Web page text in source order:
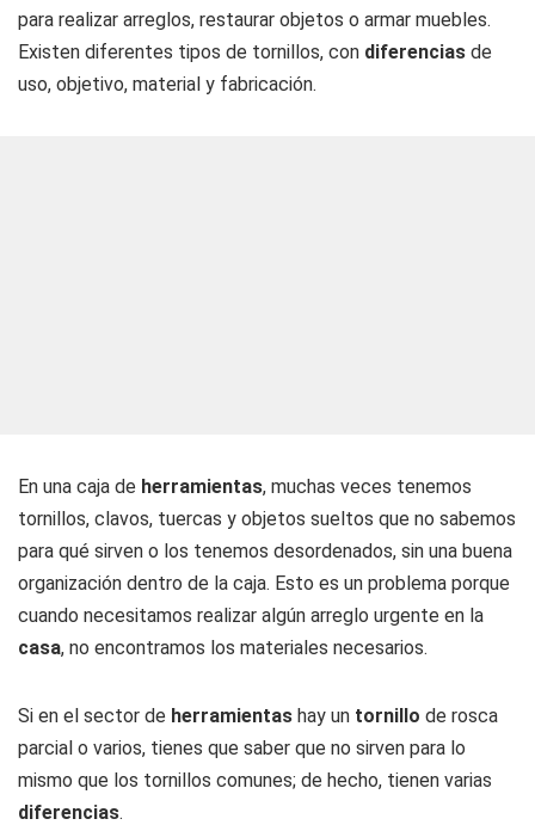
para realizar arreglos, restaurar objetos o armar muebles.
Existen diferentes tipos de tornillos, con diferencias de
uso, objetivo, material y fabricación.
En una caja de herramientas, muchas veces tenemos
tornillos, clavos, tuercas y objetos sueltos que no sabemos
para qué sirven o los tenemos desordenados, sin una buena
organización dentro de la caja. Esto es un problema porque
cuando necesitamos realizar algún arreglo urgente en la
casa, no encontramos los materiales necesarios.
Si en el sector de herramientas hay un tornillo de rosca
parcial o varios, tienes que saber que no sirven para lo
mismo que los tornillos comunes; de hecho, tienen varias
diferencias.